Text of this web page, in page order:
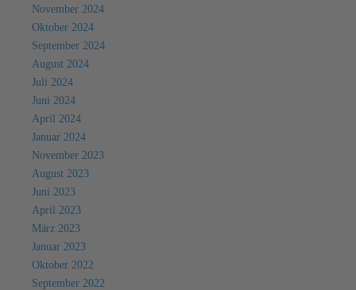
November 2024
Oktober 2024
September 2024
August 2024
Juli 2024
Juni 2024
April 2024
Januar 2024
November 2023
August 2023
Juni 2023
April 2023
März 2023
Januar 2023
Oktober 2022
September 2022